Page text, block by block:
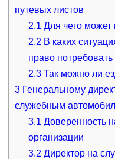
путевых листов
2.1 Для чего может
2.2 В каких
право
2.3 Так можно ли
3Генеральному
служебным
3.1 Доверенность
организации
3.2 Директор на